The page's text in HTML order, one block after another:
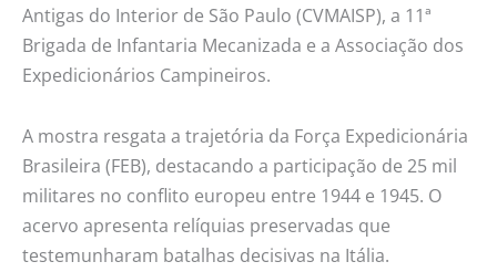
Antigas do Interior de São Paulo (CVMAISP), a 11ª
Brigada de Infantaria Mecanizada e a Associação dos
Expedicionários Campineiros.
A mostra resgata a trajetória da Força Expedicionária
Brasileira (FEB), destacando a participação de 25 mil
militares no conflito europeu entre 1944 e 1945. O
acervo apresenta relíquias preservadas que
testemunharam batalhas decisivas na Itália.